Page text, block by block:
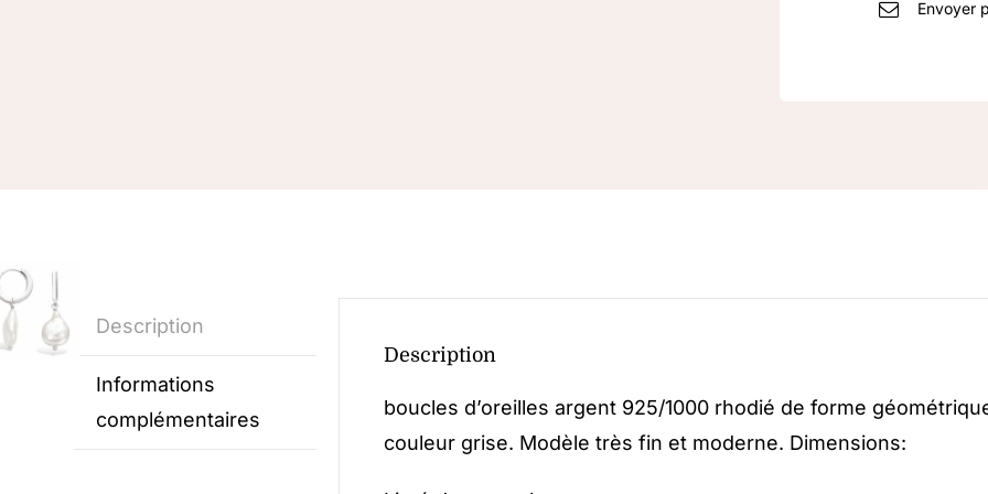
Envoyer
Description
Informations
complémentaires
Description
boucles d’oreilles argent 925/1000 rhodié de forme
couleur grise. Modèle très fin et moderne. Dimensions: